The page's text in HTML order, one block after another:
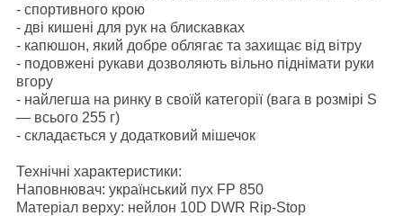
- спортивного крою
- дві кишені для рук на блискавках
- капюшон, який добре облягає та захищає від вітру
- подовжені рукави дозволяють вільно піднімати руки
вгору
- найлегша на ринку в своїй категорії (вага в розмірі S
— всього 255 г)
- складається у додатковий мішечок
Технічні характеристики:
Наповнювач: український пух FP 850
Матеріал верху: нейлон 10D DWR Rip-Stop